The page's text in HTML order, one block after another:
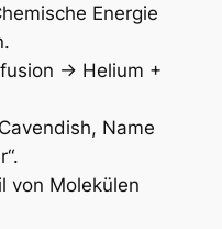
Energie
→ Helium +
Name
von Molekülen